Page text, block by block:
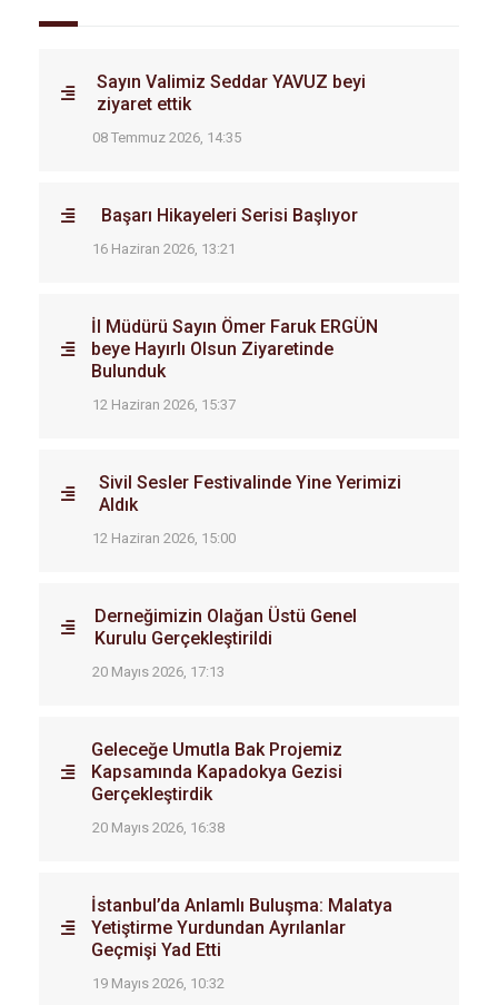
Sayın Valimiz Seddar YAVUZ beyi
ziyaret ettik
08 Temmuz 2026, 14:35
Başarı Hikayeleri Serisi Başlıyor
16 Haziran 2026, 13:21
İl Müdürü Sayın Ömer Faruk ERGÜN
beye Hayırlı Olsun Ziyaretinde
Bulunduk
12 Haziran 2026, 15:37
Sivil Sesler Festivalinde Yine Yerimizi
Aldık
12 Haziran 2026, 15:00
Derneğimizin Olağan Üstü Genel
Kurulu Gerçekleştirildi
20 Mayıs 2026, 17:13
Geleceğe Umutla Bak Projemiz
Kapsamında Kapadokya Gezisi
Gerçekleştirdik
20 Mayıs 2026, 16:38
İstanbul’da Anlamlı Buluşma: Malatya
Yetiştirme Yurdundan Ayrılanlar
Geçmişi Yad Etti
19 Mayıs 2026, 10:32